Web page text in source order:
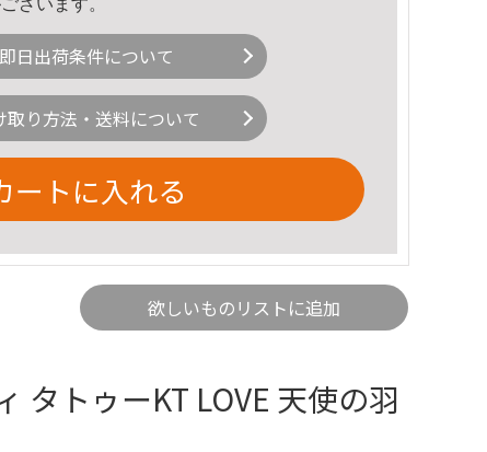
即日出荷条件について
取り方法・送料について
ートに入れる
欲しいものリストに追加
タトゥーKT LOVE 天使の羽